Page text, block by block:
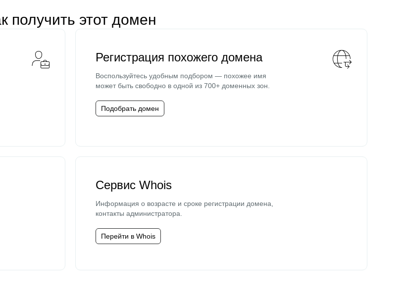
получить этот домен
Регистрация похожего домена
Воспользуйтесь удобным подбором — похожее имя
может быть свободно в одной из 700+ доменных зон.
Подобрать домен
Сервис Whois
Информация о возрасте и сроке регистрации домена,
контакты администратора.
Перейти в Whois